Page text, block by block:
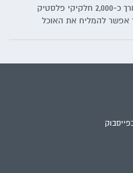
על פי מחקר חדש כל אדם בישראל צורך כ-2,000 חלקיקי פלסטיק
אפשר להמליח את האוכל